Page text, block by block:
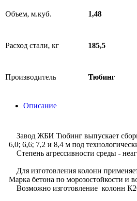
Объем, м.куб. 1,48
Расход стали, кг 185,5
Производитель Тюбинг
Описание
Завод ЖБИ Тюбинг выпускает
6,0; 6,6; 7,2 и 8,4 м под
Степень агрессивности среды -
Для изготовления колонн
Марка бетона по морозостойкости и
Возможно изготовление колонн